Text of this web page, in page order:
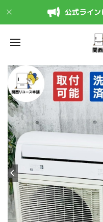
公式ライン